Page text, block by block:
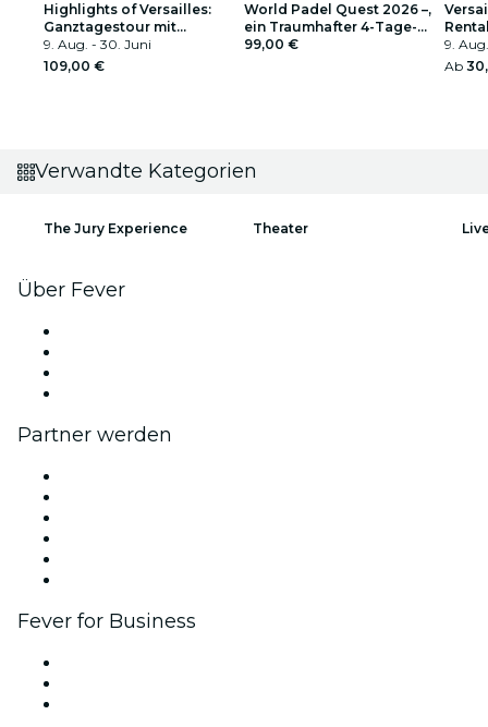
Highlights of Versailles:
Ganztagestour mit
königlichen Gärten,
Queens' Hamlet und
9. Aug. - 30. Juni
109,00 €
World Padel Quest 2026 –,
ein Traumhafter 4-Tage-
Trip nach Barcelona
99,00 €
9.
Ab
Verwandte Kategorien
The Jury Experience Theater
Über Fever
Partner werden
Fever for Business